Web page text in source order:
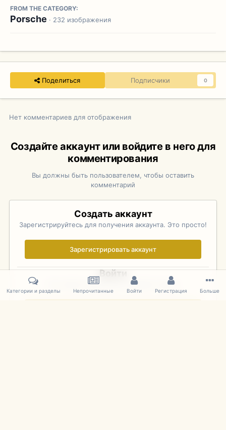
FROM THE CATEGORY:
Porsche · 232 изображения
Поделиться Подписчики 0
Нет комментариев для отображения
Создайте аккаунт или войдите в него для
комментирования
Вы должны быть пользователем, чтобы оставить
комментарий
Создать аккаунт
Зарегистрируйтесь для получения аккаунта. Это просто!
Зарегистрировать аккаунт
Войти
Уже зарегистрированы? Войдите здесь.
Категории и разделы Непрочитанные Войти Регистрация Больше